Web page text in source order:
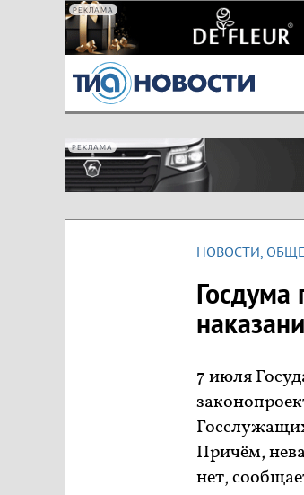
РЕКЛАМА
РЕКЛАМА
НОВОСТИ,
Госдума
7 июля
Причём,
нет,